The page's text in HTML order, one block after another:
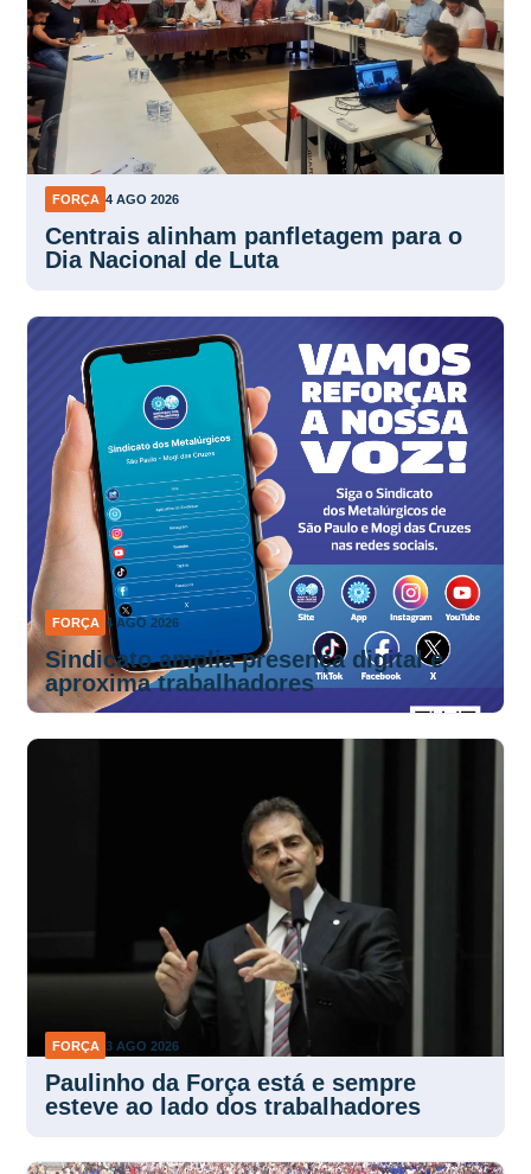
FORÇA 4 AGO 2026
Centrais alinham panfletagem para o
Dia Nacional de Luta
FORÇA 4 AGO 2026
Sindicato amplia presença digital e
aproxima trabalhadores
FORÇA 3 AGO 2026
Paulinho da Força está e sempre
esteve ao lado dos trabalhadores